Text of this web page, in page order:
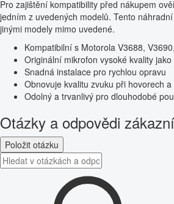
Pro zajištění kompatibility před nákupem
jedním z uvedených modelů. Tento
jinými modely mimo uvedené.
Kompatibilní s Motorola V3688,
Originální mikrofon vysoké kvality
Snadná instalace pro rychlou opravu
Obnovuje kvalitu zvuku při hovorech
Odolný a trvanlivý pro dlouhodobé
Otázky a odpovědi
Položit otázku